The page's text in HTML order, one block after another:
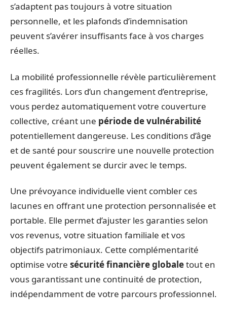
s’adaptent pas toujours à votre situation
personnelle, et les plafonds d’indemnisation
peuvent s’avérer insuffisants face à vos charges
réelles.
La mobilité professionnelle révèle particulièrement
ces fragilités. Lors d’un changement d’entreprise,
vous perdez automatiquement votre couverture
collective, créant une période de vulnérabilité
potentiellement dangereuse. Les conditions d’âge
et de santé pour souscrire une nouvelle protection
peuvent également se durcir avec le temps.
Une prévoyance individuelle vient combler ces
lacunes en offrant une protection personnalisée et
portable. Elle permet d’ajuster les garanties selon
vos revenus, votre situation familiale et vos
objectifs patrimoniaux. Cette complémentarité
optimise votre sécurité financière globaletout en
vous garantissant une continuité de protection,
indépendamment de votre parcours professionnel.